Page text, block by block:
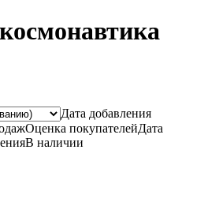
Дата добавления
Оценка покупателейДата
В наличии